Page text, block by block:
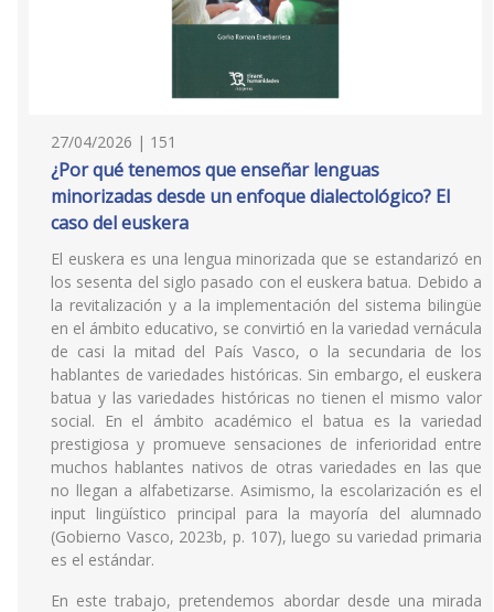
27/04/2026 | 151
¿Por qué tenemos que enseñar lenguas
minorizadas desde un enfoque dialectológico? El
caso del euskera
El euskera es una lengua minorizada que se estandarizó en
los sesenta del siglo pasado con el euskera batua. Debido a
la revitalización y a la implementación del sistema bilingüe
en el ámbito educativo, se convirtió en la variedad vernácula
de casi la mitad del País Vasco, o la secundaria de los
hablantes de variedades históricas. Sin embargo, el euskera
batua y las variedades históricas no tienen el mismo valor
social. En el ámbito académico el batua es la variedad
prestigiosa y promueve sensaciones de inferioridad entre
muchos hablantes nativos de otras variedades en las que
no llegan a alfabetizarse. Asimismo, la escolarización es el
input lingüístico principal para la mayoría del alumnado
(Gobierno Vasco, 2023b, p. 107), luego su variedad primaria
es el estándar.
En este trabajo, pretendemos abordar desde una mirada